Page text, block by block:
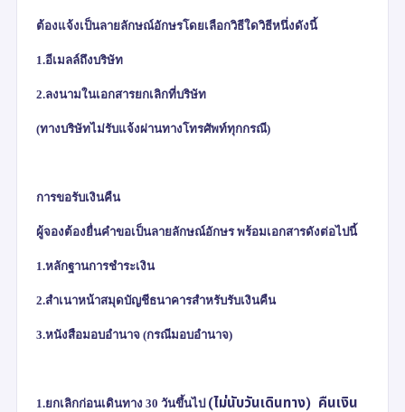
ต้องแจ้งเป็นลายลักษณ์อักษรโดยเลือกวิธีใดวิธีหนึ่งดังนี้
1.อีเมลล์ถึงบริษัท
2.ลงนามในเอกสารยกเลิกที่บริษัท
(ทางบริษัทไม่รับแจ้งผ่านทางโทรศัพท์ทุกกรณี)
การขอรับเงินคืน
ผู้จองต้องยื่นคำขอเป็นลายลักษณ์อักษร พร้อมเอกสารดังต่อไปนี้
1.หลักฐานการชำระเงิน
2.สำเนาหน้าสมุดบัญชีธนาคารสำหรับรับเงินคืน
3.หนังสือมอบอำนาจ (กรณีมอบอำนาจ)
1.ยกเลิกก่อนเดินทาง 30 วันขึ้นไป (ไม่นับวันเดินทาง) คืนเงิน